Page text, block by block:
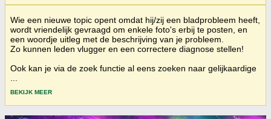
Wie een nieuwe topic opent omdat hij/zij een bladprobleem heeft,
wordt vriendelijk gevraagd om enkele foto's erbij te posten, en
een woordje uitleg met de beschrijving van je probleem.
Zo kunnen leden vlugger en een correctere diagnose stellen!
Ook kan je via de zoek functie al eens zoeken naar gelijkaardige
BEKIJK MEER